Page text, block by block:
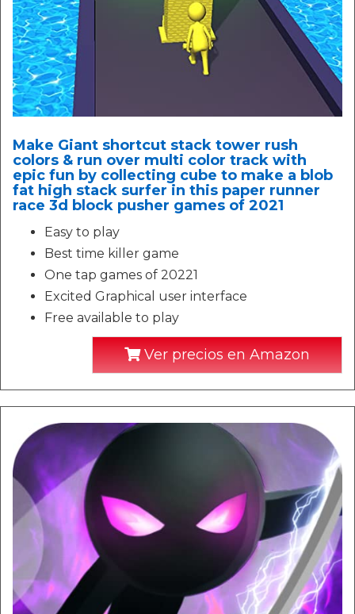
Make Giant shortcut stack tower rush
colors & run over multi color track with
epic fun by collecting cube to make a blob
fat high stack surfer in this paper runner
race 3d block pusher games of 2021
Easy to play
Best time killer game
One tap games of 20221
Excited Graphical user interface
Free available to play
Ver precios en Amazon